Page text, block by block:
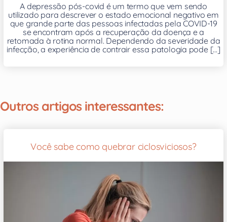
A depressão pós-covid é um termo que vem sendo
utilizado para descrever o estado emocional negativo em
que grande parte das pessoas infectadas pela COVID-19
se encontram após a recuperação da doença e a
retomada à rotina normal. Dependendo da severidade da
infecção, a experiência de contrair essa patologia pode [...]
Outros artigos interessantes:
Você sabe como quebrar ciclosviciosos?